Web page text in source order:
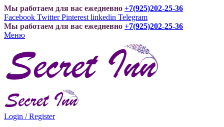
Мы работаем для вас ежедневно +7(925)202-25-36
Facebook Twitter Pinterest linkedin Telegram
Мы работаем для вас ежедневно +7(925)202-25-36
Меню
Login / Register